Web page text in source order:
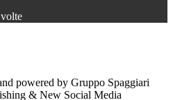
volte
powered by Gruppo Spaggiari
& New Social Media